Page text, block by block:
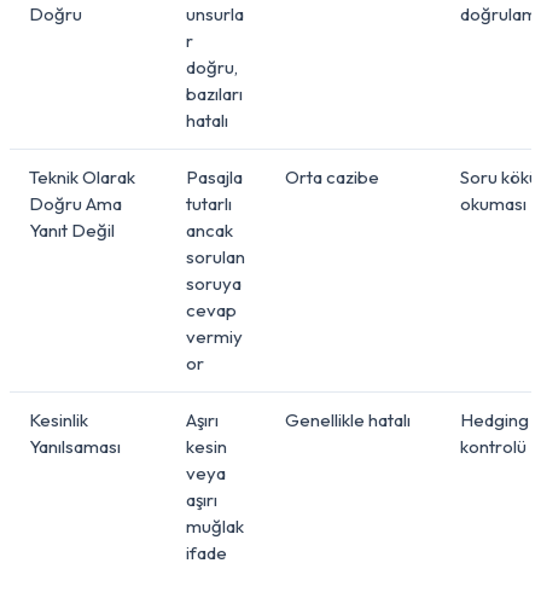
Doğru
unsurla
r
doğru,
bazıları
hatalı
Teknik Olarak
Doğru Ama
Yanıt Değil
Pasajla
tutarlı
ancak
sorulan
soruya
cevap
vermiy
or
Orta cazibe
Soru kökü
okuması
Kesinlik
Yanılsaması
Aşırı
kesin
veya
aşırı
muğlak
ifade
Genellikle hatalı
Hedging
kontrolü